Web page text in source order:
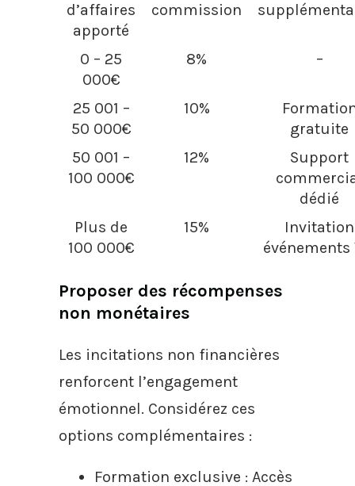
d’affaires
apporté
commission
0 – 25
000€
8% –
25 001 –
50 000€
10%
gratuite
50 001 –
100 000€
12%
Support
dédié
Plus de
100 000€
15%
Invitation
événements
Proposer des récompenses
non monétaires
Les incitations non financières
renforcent l’engagement
émotionnel. Considérez ces
options complémentaires :
Formation exclusive : Accès